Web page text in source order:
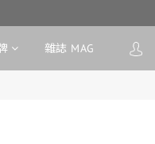
雜誌 MAG